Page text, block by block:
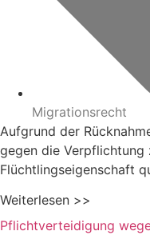
Migrationsrecht
Aufgrund der
gegen die Verpflichtung
Flüchtlingseigenschaft
Weiterlesen >>
Pflichtverteidigung